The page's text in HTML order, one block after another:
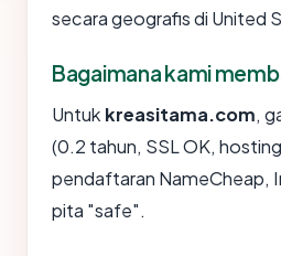
secara geografis di United
Bagaimana kami
Untuk kreasitama.com,
(0.2 tahun, SSL OK,
pendaftaran NameCheap,
pita "safe".